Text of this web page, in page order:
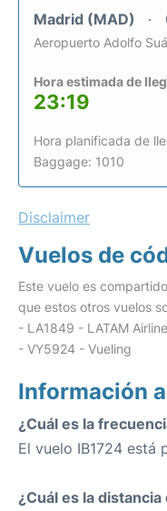
Madrid (MAD)
Aeropuerto Adolfo
Hora estimada de
23:19
Hora planificada de
Baggage: 1010
Disclaimer
Vuelos de
Este vuelo es
que estos otros vuelos
- LA1849 - LATAM
- VY5924 - Vueling
Información
¿Cuál es la
El vuelo IB1724 está
¿Cuál es la